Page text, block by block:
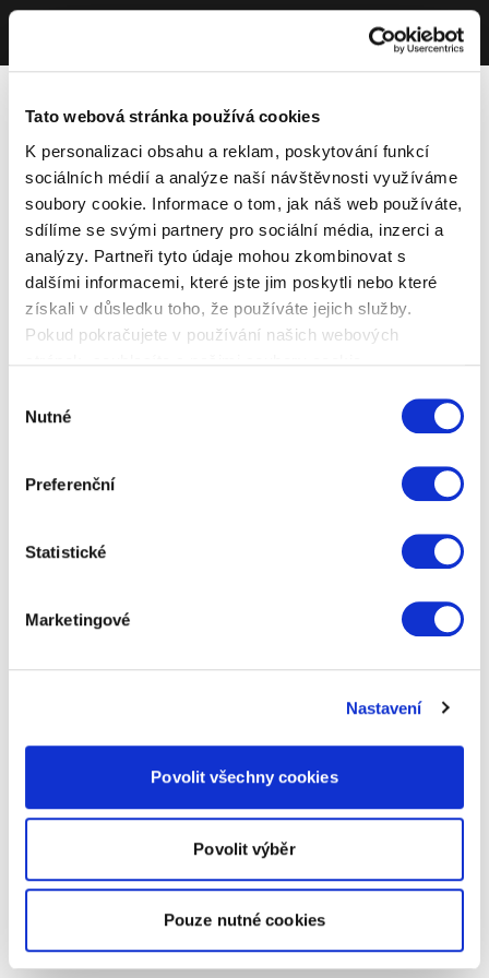
Tato webová stránka používá cookies
K personalizaci obsahu a reklam, poskytování funkcí
sociálních médií a analýze naší návštěvnosti využíváme
soubory cookie. Informace o tom, jak náš web používáte,
sdílíme se svými partnery pro sociální média, inzerci a
analýzy. Partneři tyto údaje mohou zkombinovat s
dalšími informacemi, které jste jim poskytli nebo které
získali v důsledku toho, že používáte jejich služby.
Pokud pokračujete v používání našich webových
souhlasu
Nutné
Preferenční
Statistické
Marketingové
Nastavení
Povolit všechny cookies
Povolit výběr
Pouze nutné cookies